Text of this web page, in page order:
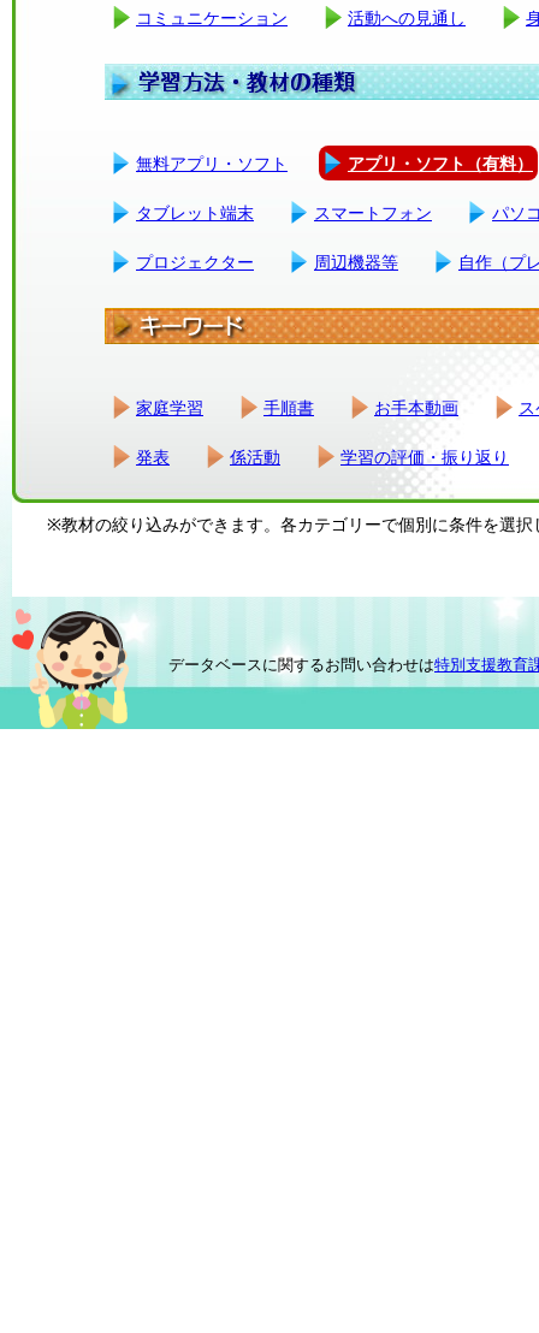
コミュニケーション 活動への見通し
無料アプリ・ソフト アプリ・ソフト（有料）
タブレット端末 スマートフォン パソ
プロジェクター 周辺機器等 自作（プ
家庭学習 手順書 お手本動画
発表 係活動 学習の評価・振り返り
※教材の絞り込みができます。各カテゴリーで個別に条件を選択
データベースに関するお問い合わせは特別支援教育